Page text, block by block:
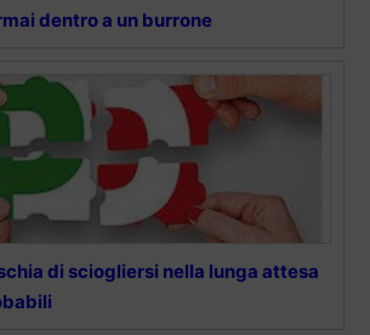
dentro a un burrone
di sciogliersi nella lunga attesa